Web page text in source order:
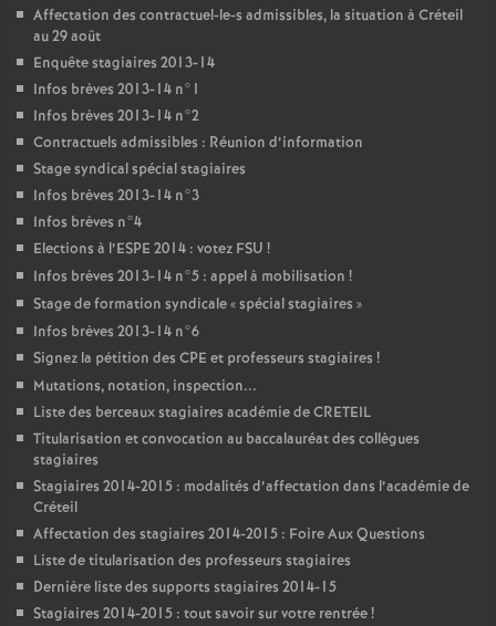
Affectation des contractuel-le-s admissibles, la situation à Créteil
au 29 août
Enquête stagiaires 2013-14
Infos brèves 2013-14 n°1
Infos brèves 2013-14 n°2
Contractuels admissibles : Réunion d’information
Stage syndical spécial stagiaires
Infos brèves 2013-14 n°3
Infos brèves n°4
Elections à l’ESPE 2014 : votez FSU !
Infos brèves 2013-14 n°5 : appel à mobilisation !
Stage de formation syndicale «spécial stagiaires »
Infos brèves 2013-14 n°6
Signez la pétition des CPE et professeurs stagiaires !
Mutations, notation, inspection...
Liste des berceaux stagiaires académie deCRETEIL
Titularisation et convocation au baccalauréat des collègues
stagiaires
Stagiaires 2014-2015 : modalités d’affectation dans l’académie de
Créteil
Affectation des stagiaires 2014-2015 : Foire Aux Questions
Liste de titularisation des professeurs stagiaires
Dernière liste des supports stagiaires 2014-15
Stagiaires 2014-2015 : tout savoir sur votre rentrée!